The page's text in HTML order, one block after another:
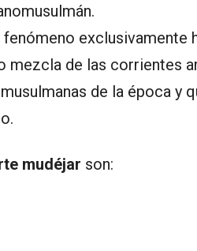
fenómeno exclusivamente
mezcla de las corrientes
de la época y
mudéjar son: